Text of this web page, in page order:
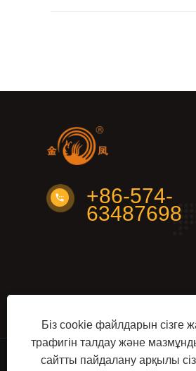
Біз cookie файлдарын сізге
трафигін талдау және
сайтты пайдалану арқылы
+86-574-
63487698
Copyright © 2022 Ningbo